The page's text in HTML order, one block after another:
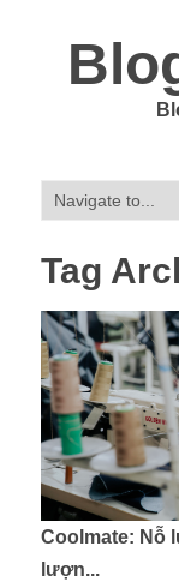
Tag
Coolmate: Nỗ
lượn...